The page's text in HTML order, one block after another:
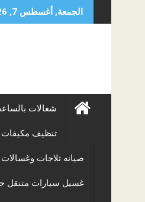
to
الجمعة, أغسطس 7, 2026
شغالات
تنظيف مكيفات
صيانه ثلاجات
غسيل سيارات متنقل